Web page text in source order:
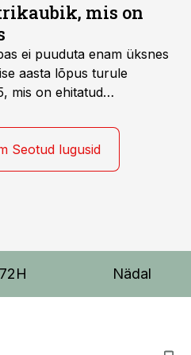
mis on
ei puuduta enam üksnes
aasta lõpus turule
mis on ehitatud
hulgaliselt võimalusi
Kia PV5 on saadaval
5-kohalise
Seotud lugusid
72H Nädal